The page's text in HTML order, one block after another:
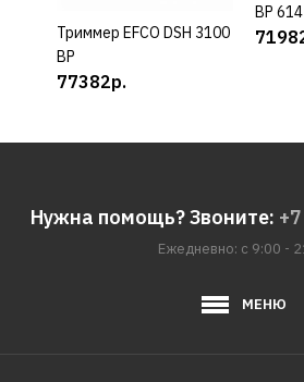
КУПИТЬ
Триммер EFCO DSH 3100
BP
77382р.
BP
Нужна помощь? Звоните:
Ежедневно: с 9:00 -
МЕНЮ